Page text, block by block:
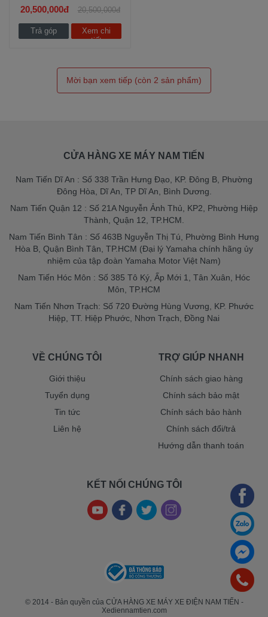
20,500,000đ 20,500,000đ
Trả góp
Xem chi
tiết
CỬA HÀNG XE MÁY NAM TIẾN
Nam Tiến Dĩ An : Số 338 Trần Hưng Đạo, KP. Đông B, Phường
Đông Hòa, Dĩ An, TP Dĩ An, Bình Dương.
Nam Tiến Quận 12 : Số 21A Nguyễn Ảnh Thủ, KP2, Phường Hiệp
Thành, Quận 12, TP.HCM.
Nam Tiến Bình Tân : Số 463B Nguyễn Thị Tú, Phường Bình Hưng
Hòa B, Quận Bình Tân, TP.HCM (Đại lý Yamaha chính hãng ủy
nhiệm của tập đoàn Yamaha Motor Việt Nam)
Nam Tiến Hóc Môn : Số 385 Tô Ký, Ấp Mới 1, Tân Xuân, Hóc
Môn, TP.HCM
Nam Tiến Nhơn Trạch: Số 720 Đường Hùng Vương, KP. Phước
Hiệp, TT. Hiệp Phước, Nhơn Trạch, Đồng Nai
VỀ CHÚNG TÔI
Giới thiệu
Tuyển dụng
Tin tức
Liên hệ
TRỢ GIÚP NHANH
Chính sách giao hàng
Chính sách bảo mật
Chính sách bảo hành
Chính sách đổi/trả
Hướng dẫn thanh toán
KẾT NỐI CHÚNG TÔI
© 2014 - Bản quyền của CỬA HÀNG XE MÁY XE ĐIỆN NAM TIẾN -
Xediennamtien.com